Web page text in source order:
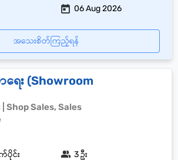
06 Aug 2026
အသေးစိတ်ကြည့်ရန်
ေး (Showroom
Shop Sales, Sales
ပိုင်း 3 ဦး